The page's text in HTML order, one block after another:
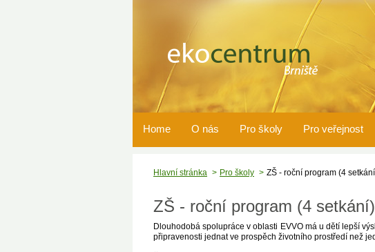
Home O nás Pro školy Pro veřejnost
Hlavní stránka Pro školy ZŠ - roční program (4
ZŠ - roční program (4 setkání)
Dlouhodobá spolupráce v oblasti EVVO má u dětí lepší
připravenosti jednat ve prospěch životního prostředí než